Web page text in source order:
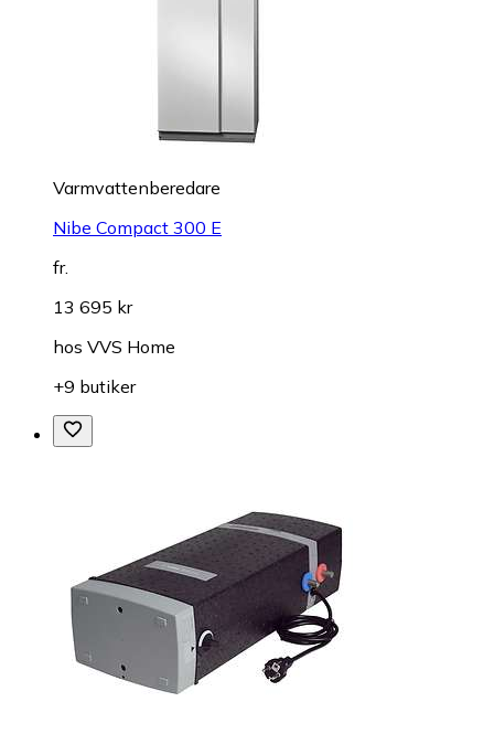
Varmvattenberedare
Nibe Compact 300 E
fr.
13 695 kr
hos VVS Home
+9 butiker